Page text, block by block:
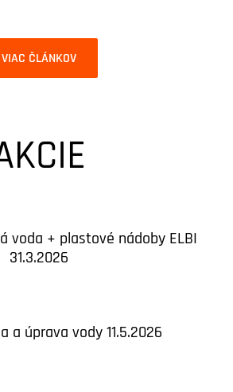
VIAC ČLÁNKOV
voda + plastové nádoby ELBI
31.3.2026
a úprava vody 11.5.2026